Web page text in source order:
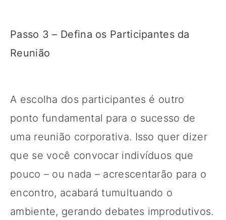
Passo 3 – Defina os Participantes da
Reunião
A escolha dos participantes é outro
ponto fundamental para o sucesso de
uma reunião corporativa. Isso quer dizer
que se você convocar indivíduos que
pouco – ou nada – acrescentarão para o
encontro, acabará tumultuando o
ambiente, gerando debates improdutivos.